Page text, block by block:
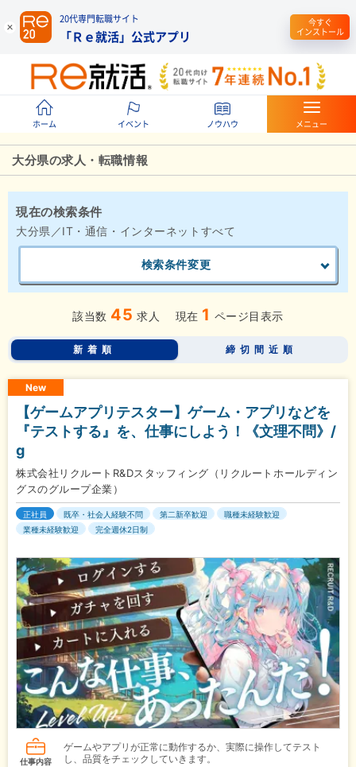
20代専門転職サイト
「Ｒｅ就活」公式アプリ
今すぐ
インストール
ホーム イベント ノウハウ メニュー
大分県の求人・転職情報
現在の検索条件
大分県／IT・通信・インターネットすべて
検索条件変更
該当数 45 求人 現在 1 ページ目表示
新着順 締切間近順
New
【ゲームアプリテスター】ゲーム・アプリなどを
『テストする』を、仕事にしよう！《文理不問》/
g
株式会社リクルートR&Dスタッフィング（リクルートホールディン
グスのグループ企業）
正社員 既卒・社会人経験不問 第二新卒歓迎
職種未経験歓迎
業種未経験歓迎
完全週休2日制
仕事内容
ゲームやアプリが正常に動作するか、実際に操作してテスト
し、品質をチェックしていきます。